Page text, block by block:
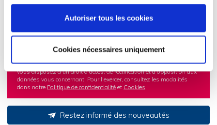
Autoriser tous les cookies
Cookies nécessaires uniquement
réponse à votre candidature. Vos données personnelles ne sont en
Vos données sont conservées par Domial pour une durée nécessaire
Les fichiers (CV et lettre de motivation) sont conservés pour une durée
Conformément au Règlement Général sur la Protection des Données,
vous disposez d'un droit d'accès, de rectification et d'opposition aux
données vous concernant. Pour l'exercer, consultez les modalités
dans notre Politique de confidentialité et Cookies.
Restez informé des nouveautés